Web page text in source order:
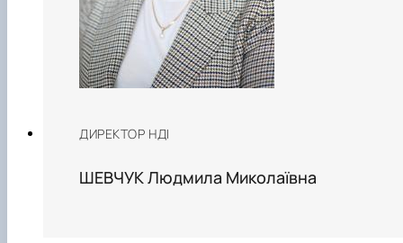
ДИРЕКТОР НДІ
ШЕВЧУК Людмила Миколаївна